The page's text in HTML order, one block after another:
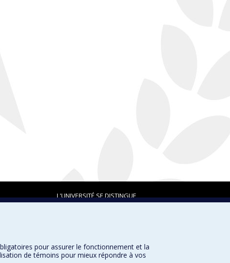
L'UNIVERSITÉ SE DISTINGUE
Plan du site|Accessibilité
pour assurer le fonctionnement et la
de témoins pour mieux répondre à vos